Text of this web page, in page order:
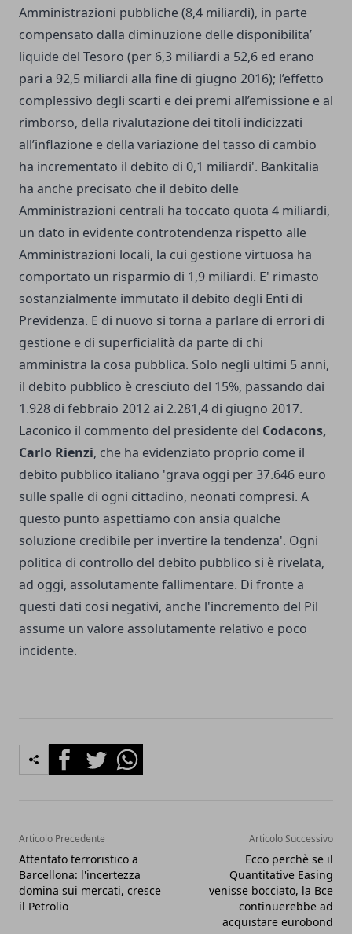
Amministrazioni pubbliche (8,4 miliardi), in parte
compensato dalla diminuzione delle disponibilita’
liquide del Tesoro (per 6,3 miliardi a 52,6 ed erano
pari a 92,5 miliardi alla fine di giugno 2016); l’effetto
complessivo degli scarti e dei premi all’emissione e al
rimborso, della rivalutazione dei titoli indicizzati
all’inflazione e della variazione del tasso di cambio
ha incrementato il debito di 0,1 miliardi'. Bankitalia
ha anche precisato che il debito delle
Amministrazioni centrali ha toccato quota 4 miliardi,
un dato in evidente controtendenza rispetto alle
Amministrazioni locali, la cui gestione virtuosa ha
comportato un risparmio di 1,9 miliardi. E' rimasto
sostanzialmente immutato il debito degli Enti di
Previdenza. E di nuovo si torna a parlare di errori di
gestione e di superficialità da parte di chi
amministra la cosa pubblica. Solo negli ultimi 5 anni,
il debito pubblico è cresciuto del 15%, passando dai
1.928 di febbraio 2012 ai 2.281,4 di giugno 2017.
Laconico il commento del presidente del Codacons,
Carlo Rienzi, che ha evidenziato proprio come il
debito pubblico italiano 'grava oggi per 37.646 euro
sulle spalle di ogni cittadino, neonati compresi. A
questo punto aspettiamo con ansia qualche
soluzione credibile per invertire la tendenza'. Ogni
politica di controllo del debito pubblico si è rivelata,
ad oggi, assolutamente fallimentare. Di fronte a
questi dati cosi negativi, anche l'incremento del Pil
assume un valore assolutamente relativo e poco
incidente.
FacebookTwitterWhatsapp
Articolo Precedente
Attentato terroristico a
Barcellona: l'incertezza
domina sui mercati, cresce
il Petrolio
Articolo Successivo
Ecco perchè se il
Quantitative Easing
venisse bocciato, la Bce
continuerebbe ad
acquistare eurobond